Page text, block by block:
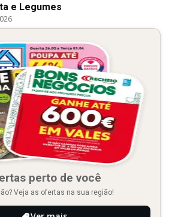
e Legumes
perto de você
Veja as ofertas na sua região!